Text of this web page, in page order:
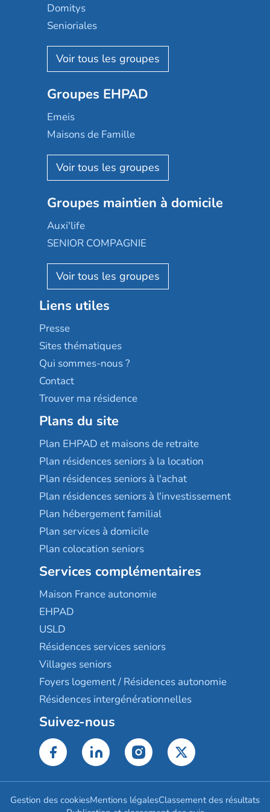
Domitys
Senioriales
Nohée
Les Résidentiels
Mobicap
Domusvi
Happy Senior
Aquarelia
Nexity edenea
Les jardins d'Arcadie
Occitalia
Appartseniors
Reseda
Stella management
Les villages d'or
Sérénys
Résidences services Villa Médicis
Groupes EHPAD
Emeis
Maisons de Famille
Korian
Emera
Groupe SOS
Le Noble Âge
Almage
Résidalya
Groupe aplus
Groupes maintien à domicile
Auxi'life
SENIOR COMPAGNIE
AGE D'OR Services
Liens utiles
Presse
Sites thématiques
Qui sommes-nous ?
Contact
Trouver ma résidence
Plans du site
Plan EHPAD et maisons de retraite
Plan résidences seniors à la location
Plan résidences seniors à l'achat
Plan résidences seniors à l'investissement
Plan hébergement familial
Plan services à domicile
Plan colocation seniors
Services complémentaires
Maison France autonomie
EHPAD
USLD
Résidences services seniors
Villages seniors
Foyers logement / Résidences autonomie
Résidences intergénérationnelles
Suivez-nous
Gestion des cookiesMentions légalesClassement des résultats